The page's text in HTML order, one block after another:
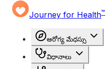
Journey for Health™
ఆరోగ్య మేధస్సు
విధానాలు